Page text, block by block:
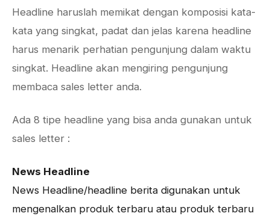
Headline haruslah memikat dengan komposisi kata-
kata yang singkat, padat dan jelas karena headline
harus menarik perhatian pengunjung dalam waktu
singkat. Headline akan mengiring pengunjung
membaca sales letter anda.
Ada 8 tipe headline yang bisa anda gunakan untuk
sales letter :
News Headline
News Headline/headline berita digunakan untuk
mengenalkan produk terbaru atau produk terbaru